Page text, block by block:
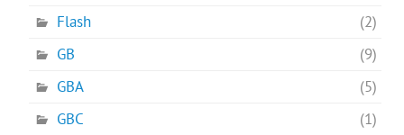
Flash
(2)
GB
(9)
GBA
(5)
GBC
(1)